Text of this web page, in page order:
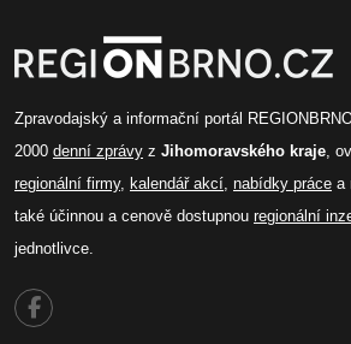
Zpravodajský a informační portál
2000 denní zprávy z Jihomoravského kraje ,
regionální firmy, kalendář akcí nabídky práce a
také účinnou a cenově dostupnou regionální
jednotlivce.